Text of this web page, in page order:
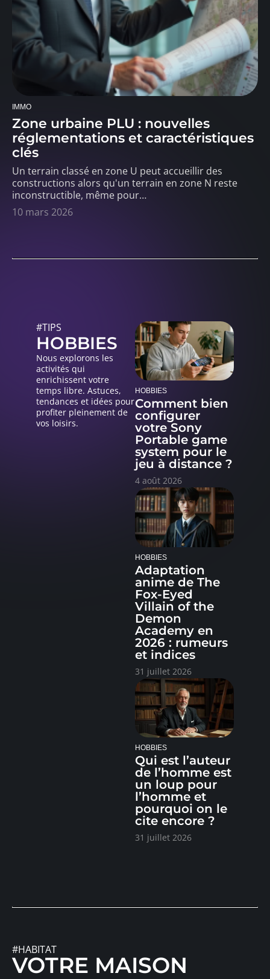
IMMO
Zone urbaine PLU : nouvelles
réglementations et caractéristiques
clés
Un terrain classé en zone U peut accueillir des
constructions alors qu'un terrain en zone N reste
inconstructible, même pour…
10 mars 2026
#TIPS
HOBBIES
Nous explorons les
activités qui
enrichissent votre
temps libre. Astuces,
tendances et idées pour
profiter pleinement de
vos loisirs.
HOBBIES
Comment bien
configurer
votre Sony
Portable game
system pour le
jeu à distance ?
4 août 2026
HOBBIES
Adaptation
anime de The
Fox-Eyed
Villain of the
Demon
Academy en
2026 : rumeurs
et indices
31 juillet 2026
HOBBIES
Qui est l’auteur
de l’homme est
un loup pour
l’homme et
pourquoi on le
cite encore ?
31 juillet 2026
#HABITAT
VOTRE MAISON